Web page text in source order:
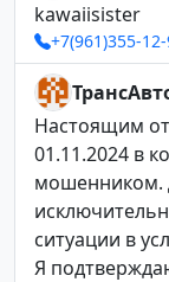
kawaiisister
+7(961)355-
Настоящим
01.11.2024 в
мошенником.
ситуации в
Я